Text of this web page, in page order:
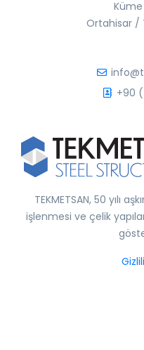
Küme
Ortahisar /
+90
TEKMETSAN, 50 yılı
işlenmesi ve çelik